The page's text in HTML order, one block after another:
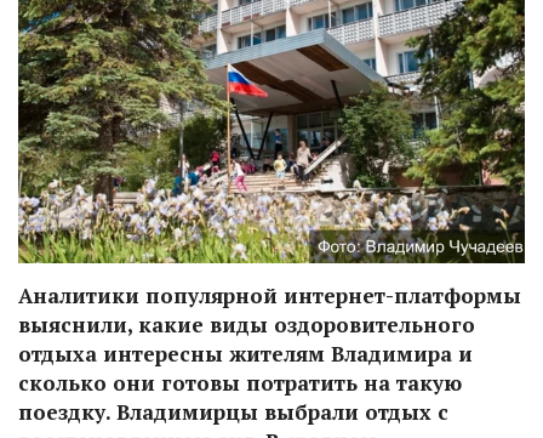
Аналитики популярной интернет-платформы
выяснили, какие виды оздоровительного
отдыха интересны жителям Владимира и
сколько они готовы потратить на такую
поездку. Владимирцы выбрали отдых с